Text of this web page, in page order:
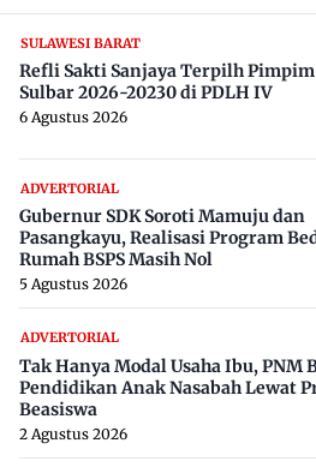
SULAWESI BARAT
Refli Sakti Sanjaya Terpilh
Sulbar 2026-20230 di PDLH IV
6 Agustus 2026
ADVERTORIAL
Gubernur SDK Soroti Mamuju dan
Pasangkayu, Realisasi Program
Rumah BSPS Masih Nol
5 Agustus 2026
ADVERTORIAL
Tak Hanya Modal Usaha Ibu, PNM
Pendidikan Anak Nasabah Lewat
Beasiswa
2 Agustus 2026